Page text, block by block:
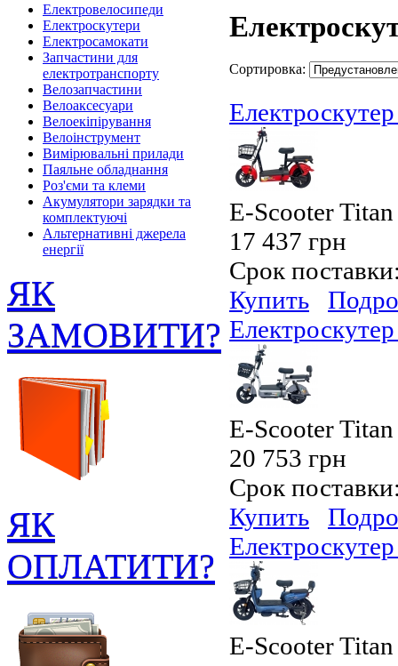
Сортировка:
E-Scooter Titan
17 437 грн
Срок
Купить
E-Scooter Titan
20 753 грн
Срок
Купить
E-Scooter Titan
Електровелосипеди
Електроскутери
Електросамокати
Запчастини для
електротранспорту
Велозапчастини
Велоаксесуари
Велоекіпірування
Велоінструмент
Вимірювальні прилади
Паяльне обладнання
Роз'єми та клеми
Акумулятори зарядки та
комплектуючі
Альтернативні джерела
енергії
ЯК
ЗАМОВИТИ?
ЯК
ОПЛАТИТИ?